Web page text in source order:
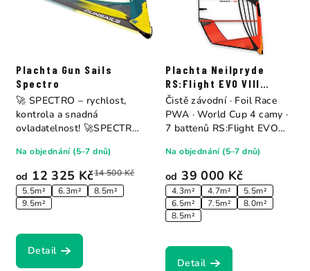
Plachta Gun Sails
Spectro
od 12 325 Kč14 500 Kč
5.5m² 6.3m²
8.5m²
9.5m²
Na objednání (5–7 dnů)
Detail
🚀 SPECTRO – rychlost,
kontrola a snadná
ovladatelnost! 🚀SPECTRO
Plachta Neilpryde
RS:Flight EVO VIII
Purple/Juicy Orange
od 39 000 Kč
4.3m² 4.7m²
5.5m²
6.5m²
7.5m²
8.0m²
8.5m²
Na objednání (5–7 dnů)
Detail
Čistě závodní · Foil Race
PWA · World Cup 4 camy ·
7 battenů RS:Flight EVO